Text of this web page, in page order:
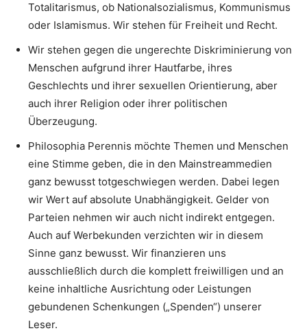
Totalitarismus, ob Nationalsozialismus, Kommunismus
oder Islamismus. Wir stehen für Freiheit und Recht.
Wir stehen gegen die ungerechte Diskriminierung von
Menschen aufgrund ihrer Hautfarbe, ihres
Geschlechts und ihrer sexuellen Orientierung, aber
auch ihrer Religion oder ihrer politischen
Überzeugung.
Philosophia Perennis möchte Themen und Menschen
eine Stimme geben, die in den Mainstreammedien
ganz bewusst totgeschwiegen werden. Dabei legen
wir Wert auf absolute Unabhängigkeit. Gelder von
Parteien nehmen wir auch nicht indirekt entgegen.
Auch auf Werbekunden verzichten wir in diesem
Sinne ganz bewusst. Wir finanzieren uns
ausschließlich durch die komplett freiwilligen und an
keine inhaltliche Ausrichtung oder Leistungen
gebundenen Schenkungen („Spenden“) unserer
Leser.